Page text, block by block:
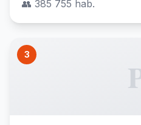
👥 385 755 hab.
3